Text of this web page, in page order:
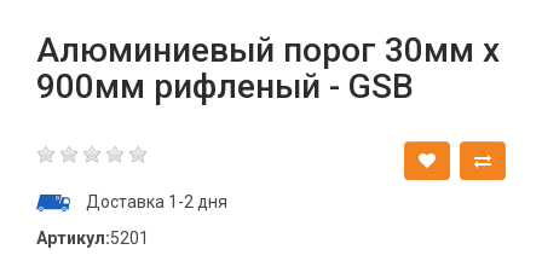
Алюминиевый порог 30мм х
900мм рифленый - GSB
Доставка 1-2 дня
Артикул:5201